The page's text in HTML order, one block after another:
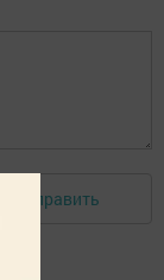
Отправить